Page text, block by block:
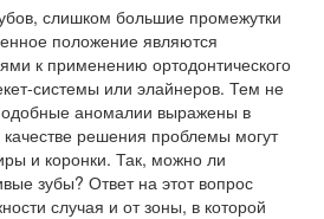
слишком большие промежутки
положение являются
к применению ортодонтического
системы или элайнеров. Тем не
аномалии выражены в
решения проблемы могут
и коронки. Так, можно ли
зубы? Ответ на этот вопрос
случая и от зоны, в которой